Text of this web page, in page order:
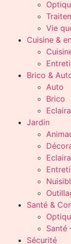
Vie
Cuisine &
Brico &
Auto
Brico
Jardin
Santé &
Santé
Sécurité